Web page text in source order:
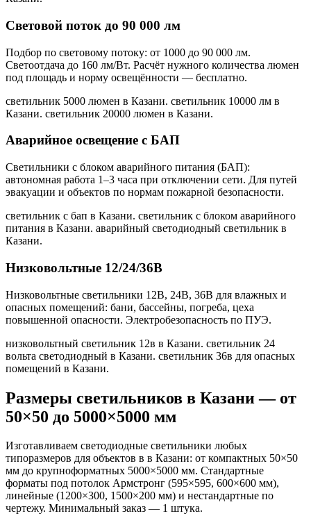
Световой поток до 90 000 лм
Подбор по световому потоку: от 1000 до 90 000 лм.
Светоотдача до 160 лм/Вт. Расчёт нужного количества люмен
под площадь и норму освещённости — бесплатно.
светильник 5000 люмен в Казани. светильник 10000 лм в
Казани. светильник 20000 люмен в Казани.
Аварийное освещение с БАП
Светильники с блоком аварийного питания (БАП):
автономная работа 1–3 часа при отключении сети. Для путей
эвакуации и объектов по нормам пожарной безопасности.
светильник с бап в Казани. светильник с блоком аварийного
питания в Казани. аварийный светодиодный светильник в
Казани.
Низковольтные 12/24/36В
Низковольтные светильники 12В, 24В, 36В для влажных и
опасных помещений: бани, бассейны, погреба, цеха
повышенной опасности. Электробезопасность по ПУЭ.
низковольтный светильник 12в в Казани. светильник 24
вольта светодиодный в Казани. светильник 36в для опасных
помещений в Казани.
Размеры светильников в Казани— от
50×50 до 5000×5000 мм
Изготавливаем светодиодные светильники любых
типоразмеров для объектов в в Казани: от компактных 50×50
мм до крупноформатных 5000×5000 мм. Стандартные
форматы под потолок Армстронг (595×595, 600×600 мм),
линейные (1200×300, 1500×200 мм) и нестандартные по
чертежу. Минимальный заказ — 1 штука.